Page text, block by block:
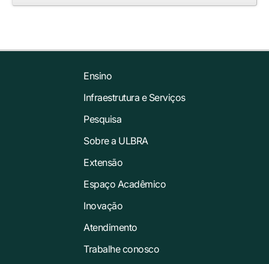
Ensino
Infraestrutura e Serviços
Pesquisa
Sobre a ULBRA
Extensão
Espaço Acadêmico
Inovação
Atendimento
Trabalhe conosco